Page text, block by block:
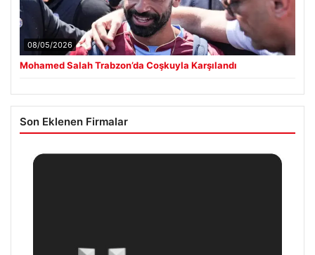
08/05/2026
Mohamed Salah Trabzon’da Coşkuyla Karşılandı
Son Eklenen Firmalar